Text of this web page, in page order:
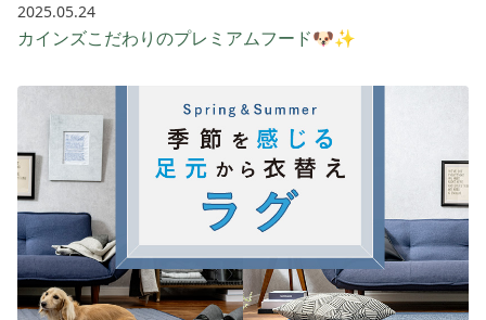
2025.05.24
カインズこだわりのプレミアムフード🐶✨